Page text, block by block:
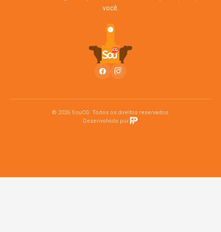
você.
© 2026 SouCG. Todos os direitos reservados.
Desenvolvido por